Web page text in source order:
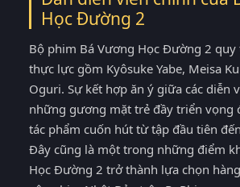
Học Đường 2
Bộ phim Bá Vương Học Đường 2 quy
thực lực gồm Kyôsuke Yabe, Meisa
Oguri. Sự kết hợp ăn ý giữa các diễn
những gương mặt trẻ đầy triển vọng
tác phẩm cuốn hút từ tập đầu tiên
Đây cũng là một trong những điểm
Học Đường 2 trở thành lựa chọn